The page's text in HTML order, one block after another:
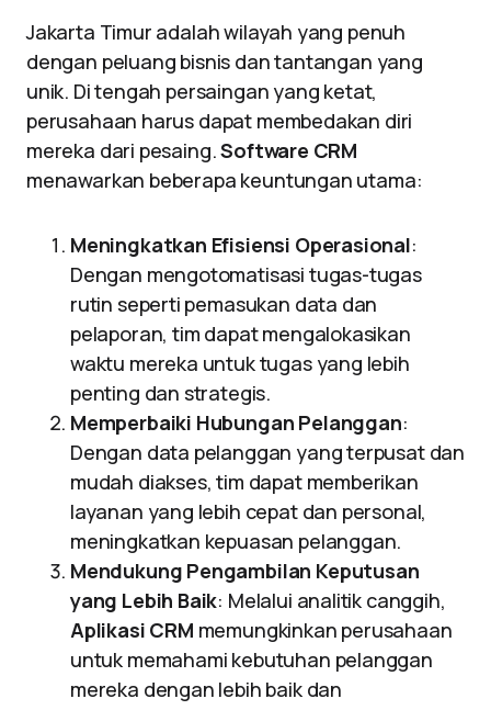
Jakarta Timur adalah wilayah yang penuh
dengan peluang bisnis dan tantangan yang
unik. Di tengah persaingan yang ketat,
perusahaan harus dapat membedakan diri
mereka dari pesaing.Software CRM
menawarkan beberapa keuntungan utama:
Meningkatkan Efisiensi Operasional:
Dengan mengotomatisasi tugas-tugas
rutin seperti pemasukan data dan
pelaporan, tim dapat mengalokasikan
waktu mereka untuk tugas yang lebih
penting dan strategis.
Memperbaiki Hubungan Pelanggan:
Dengan data pelanggan yang terpusat dan
mudah diakses, tim dapat memberikan
layanan yang lebih cepat dan personal,
meningkatkan kepuasan pelanggan.
Mendukung Pengambilan Keputusan
yang Lebih Baik: Melalui analitik canggih,
Aplikasi CRM memungkinkan perusahaan
untuk memahami kebutuhan pelanggan
mereka dengan lebih baik dan